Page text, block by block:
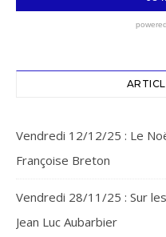
Vendredi 12/12/25 : Le
Françoise Breton
Vendredi 28/11/25 : Sur
Jean Luc Aubarbier